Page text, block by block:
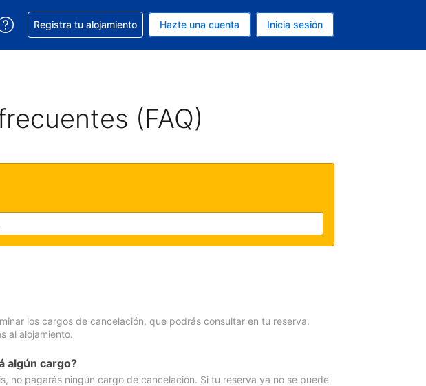
Tu moneda actual es Dólar de EEUU
idioma que prefieres. Tu idioma actual es Español
Obtener ayuda con la reserva
Registra tu alojamiento Hazte una cuenta Inicia sesión
(FAQ)
los cargos de cancelación, que podrás consultar en tu reserva.
al alojamiento.
algún cargo?
no pagarás ningún cargo de cancelación. Si tu reserva ya no se puede